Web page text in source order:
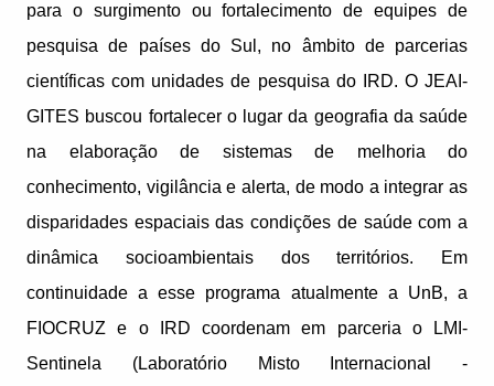
para o surgimento ou fortalecimento de equipes de
pesquisa de países do Sul, no âmbito de parcerias
científicas com unidades de pesquisa do IRD. O JEAI-
GITES buscou fortalecer o lugar da geografia da saúde
na elaboração de sistemas de melhoria do
conhecimento, vigilância e alerta, de modo a integrar as
disparidades espaciais das condições de saúde com a
dinâmica socioambientais dos territórios. Em
continuidade a esse programa atualmente a UnB, a
FIOCRUZ e o IRD coordenam em parceria o LMI-
Sentinela (Laboratório Misto Internacional -